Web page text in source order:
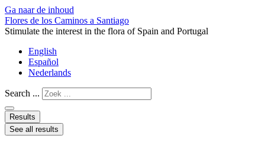
Ga naar de inhoud
Flores de los Caminos a Santiago
Stimulate the interest in the flora of Spain and Portugal
English
Español
Nederlands
Search ...
Results
See all results